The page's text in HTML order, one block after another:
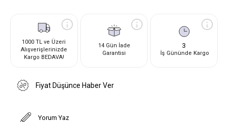
1000 TL ve Üzeri
Alışverişlerinizde
Kargo BEDAVA!
14 Gün İade
Garantisi
3
İş Gününde Kargo
Fiyat Düşünce Haber Ver
Yorum Yaz